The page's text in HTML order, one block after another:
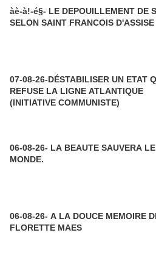
àè-à!-é§- LE DEPOUILLEMENT DE
SELON SAINT FRANCOIS D'ASSISE
07-08-26-DÉSTABILISER UN ETAT
REFUSE LA LIGNE ATLANTIQUE
(INITIATIVE COMMUNISTE)
06-08-26- LA BEAUTE SAUVERA LE
MONDE.
06-08-26- A LA DOUCE MEMOIRE
FLORETTE MAES